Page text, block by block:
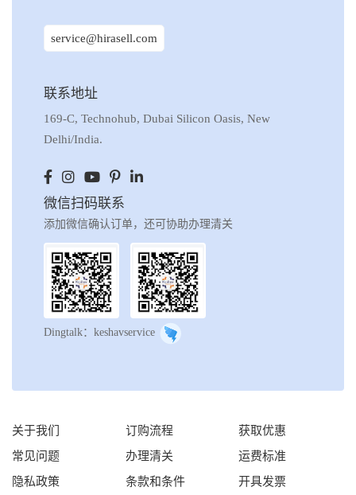
service@hirasell.com
联系地址
169-C, Technohub, Dubai Silicon Oasis, New
Delhi/India.
微信扫码联系
添加微信确认订单，还可协助办理清关
Dingtalk：keshavservice
关于我们
常见问题
隐私政策
订购流程
办理清关
条款和条件
获取优惠
运费标准
开具发票